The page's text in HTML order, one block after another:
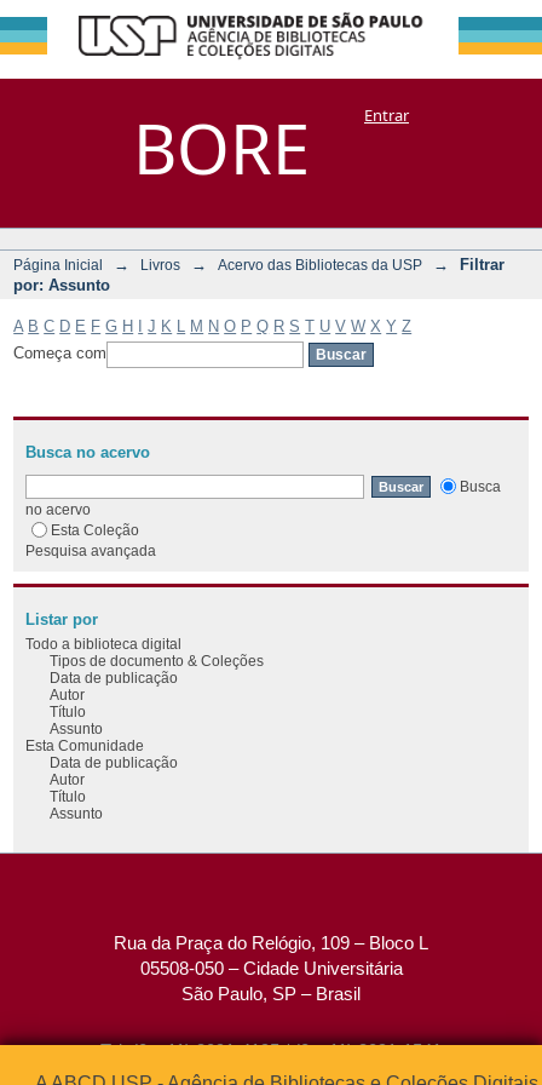
BORE
Filtrar por:
Assunto
DSpace/Manakin + CoriscoEntrar
Página Inicial → Livros → Acervo das Bibliotecas da USP →
Filtrar
por: Assunto
A B C D E F G H J K M N O P Q R S T U V W X Y Z
Começa com
Busca no acervo
Busca
no acervo
Esta Coleção
Pesquisa avançada
Listar por
Todo a biblioteca digital
Tipos de documento & Coleções
Data de publicação
Autor
Título
Assunto
Esta Comunidade
Data de publicação
Autor
Título
Assunto
Rua da Praça do Relógio, 109 – Bloco L
05508-050 – Cidade Universitária
São Paulo, SP – Brasil
Tel: (0xx11) 3091-4195 / (0xx11) 3091-1541
Fax: (0xx11) 3091-1567